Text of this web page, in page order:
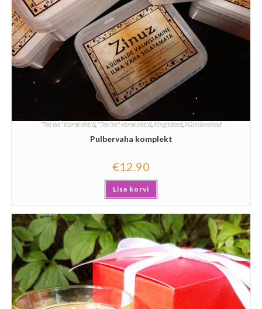
"Tee Ise" Komplektid, "Tee Ise" komplektid, Kingiideed, Küünlavahad
Pulbervaha komplekt
€12.90
Lisa korvi